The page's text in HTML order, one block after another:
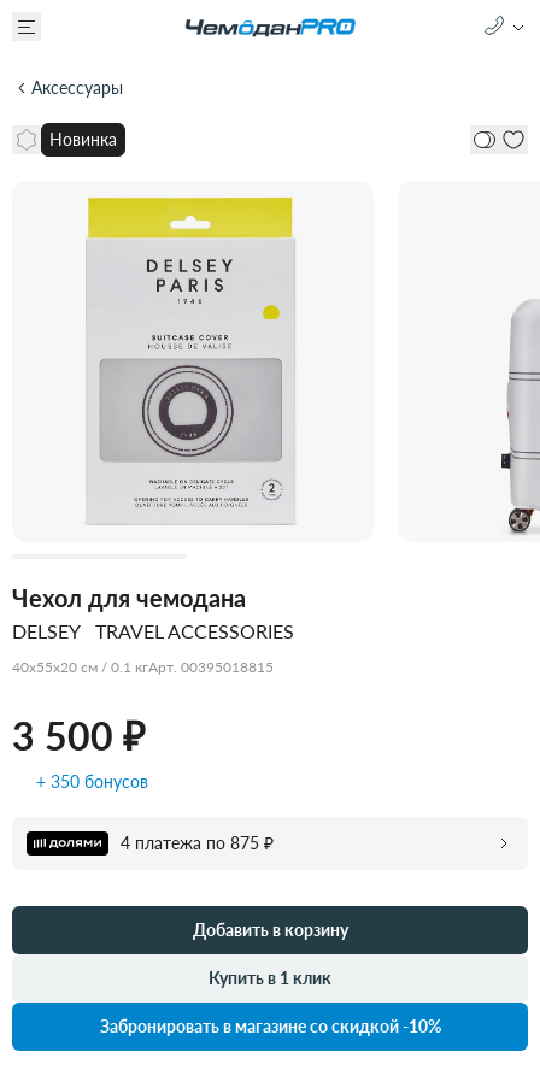
Аксессуары
Новинка
Чехол для чемодана
DELSEY TRAVEL ACCESSORIES
40x55x20 см / 0.1 кгАрт. 00395018815
3 500 ₽
+ 350 бонусов
4 платежа по 875 ₽
Добавить в корзину
Купить в 1 клик
Забронировать в магазине со скидкой -10%